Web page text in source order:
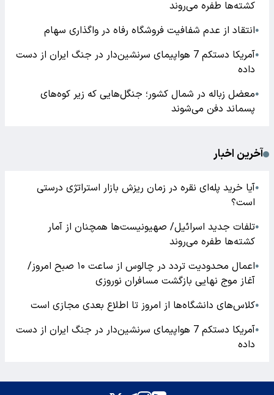
کشته‌ها طفره می‌روند
●انتقاد از عدم شفافیت فروشگاه رفاه در واگذاری سهام
●
آمریکا دستکم 7 هواپیمای سرنشین‌دار در جنگ ایران از دست
داده
●معضل زباله در شمال کشور؛ جنگل‌هایی که زیر کوه‌های
پسماند دفن می‌شوند
آخرین اخبار
●آیا خرید پله‌ای نقره در زمان ریزش بازار استراتژی درستی
است؟
●تلفات جدید اسرائیل/ صهیونیست‌ها همچنان از آمار
کشته‌ها طفره می‌روند
●
اعمال محدودیت تردد در چالوس از ساعت ۱۰ صبح امروز/
آغاز موج نهایی بازگشت مسافران نوروزی
●کلاس‌های دانشگاه‌ها از امروز تا اطلاع بعدی مجازی است
●
آمریکا دستکم 7 هواپیمای سرنشین‌دار در جنگ ایران از دست
داده